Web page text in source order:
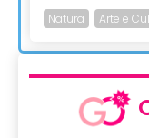
Natura Arte e